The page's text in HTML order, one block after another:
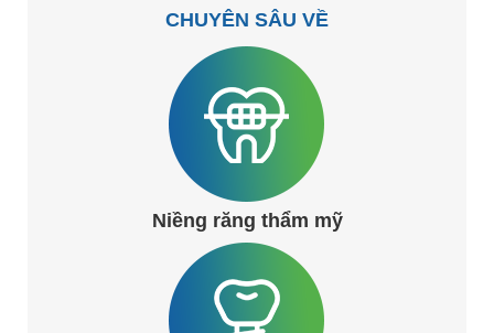
CHUYÊN SÂU VỀ
Niềng răng thẩm mỹ